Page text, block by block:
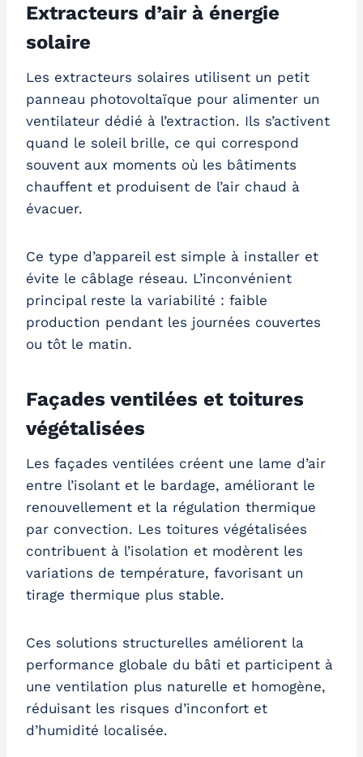
Extracteurs d’air à énergie
solaire
Les extracteurs solaires utilisent un petit
panneau photovoltaïque pour alimenter un
ventilateur dédié à l’extraction. Ils s’activent
quand le soleil brille, ce qui correspond
souvent aux moments où les bâtiments
chauffent et produisent de l’air chaud à
évacuer.
Ce type d’appareil est simple à installer et
évite le câblage réseau. L’inconvénient
principal reste la variabilité : faible
production pendant les journées couvertes
ou tôt le matin.
Façades ventilées et toitures
végétalisées
Les façades ventilées créent une lame d’air
entre l’isolant et le bardage, améliorant le
renouvellement et la régulation thermique
par convection. Les toitures végétalisées
contribuent à l’isolation et modèrent les
variations de température, favorisant un
tirage thermique plus stable.
Ces solutions structurelles améliorent la
performance globale du bâti et participent à
une ventilation plus naturelle et homogène,
réduisant les risques d’inconfort et
d’humidité localisée.